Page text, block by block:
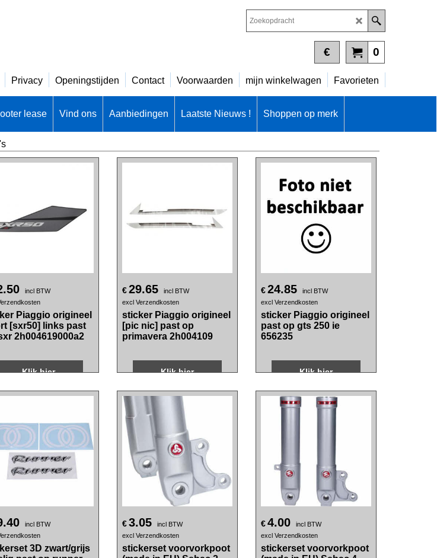
0
€
Privacy Openingstijden Contact Voorwaarden mijn winkelwagen Favorieten
lease Vind ons Aanbiedingen Laatste Nieuws ! Shoppen op merk
incl BTW
Piaggio origineel
[sxr50] links past
2h004619000a2
Klik hier
€29.65
incl BTW
excl Verzendkosten
sticker Piaggio origineel
[pic nic] past op
primavera 2h004109
Klik hier
€24.85
incl BTW
excl Verzendkosten
sticker Piaggio origineel
past op gts 250 ie
656235
Klik hier
incl BTW
€ 3.05
incl BTW
excl Verzendkosten
€ 4.00
incl BTW
excl Verzendkosten